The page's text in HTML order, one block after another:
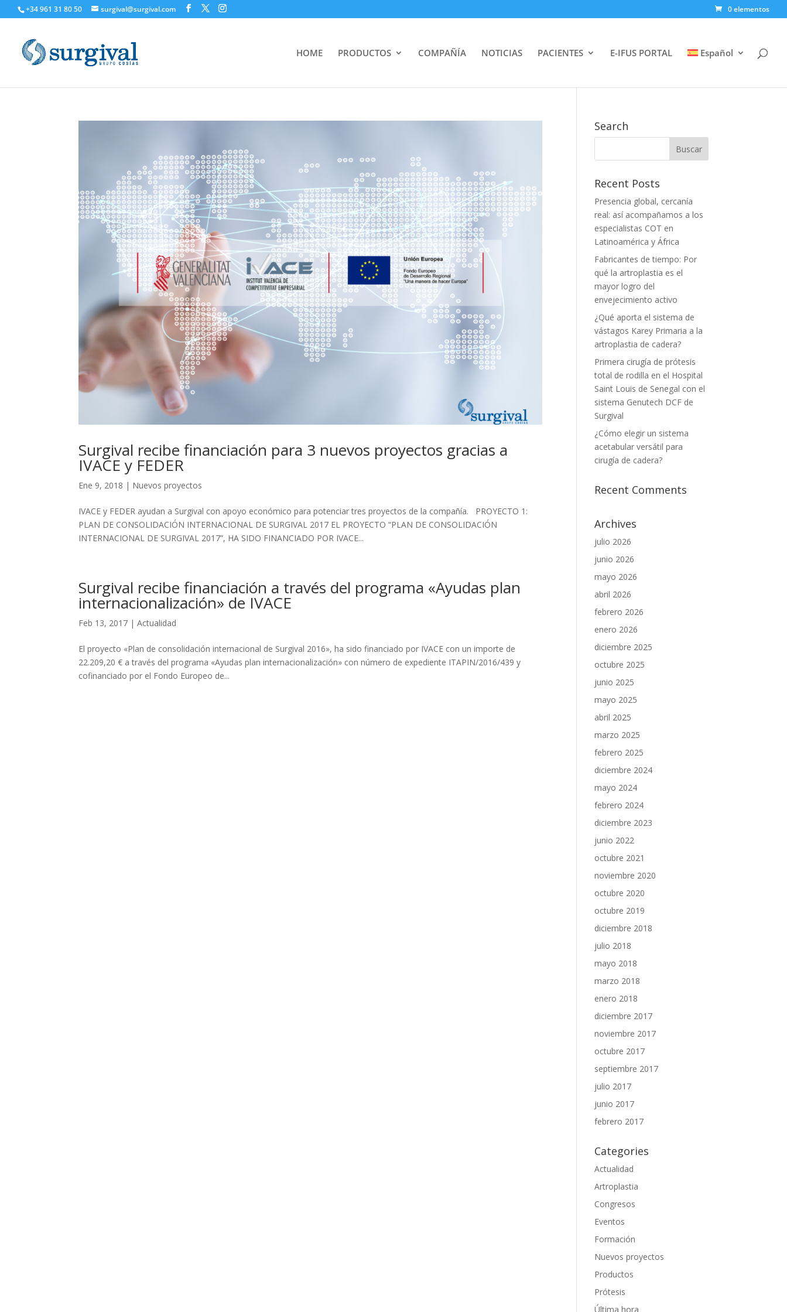
+34 961 31 80 50 surgival@surgival.com 0 elementos
HOME PRODUCTOS COMPAÑÍA NOTICIAS PACIENTES E-IFUS PORTAL Español
Surgival recibe financiación para 3 nuevos proyectos gracias a
IVACE y FEDER
Ene 9, 2018 | Nuevos proyectos
IVACE y FEDER ayudan a Surgival con apoyo económico para potenciar tres proyectos de la compañía. PROYECTO 1:
PLAN DE CONSOLIDACIÓN INTERNACIONAL DE SURGIVAL 2017 EL PROYECTO “PLAN DE CONSOLIDACIÓN
INTERNACIONAL DE SURGIVAL 2017”, HA SIDO FINANCIADO POR IVACE...
Surgival recibe financiación a través del programa «Ayudas plan
internacionalización» de IVACE
Feb 13, 2017 |Actualidad
El proyecto «Plan de consolidación internacional de Surgival 2016», ha sido financiado por IVACE con un importe de
22.209,20 € a través del programa «Ayudas plan internacionalización» con número de expediente ITAPIN/2016/439 y
cofinanciado por el Fondo Europeo de...
Search
Recent Posts
Presencia global, cercanía
real: así acompañamos a los
especialistas COT en
Latinoamérica y África
Fabricantes de tiempo: Por
qué la artroplastia es el
mayor logro del
envejecimiento activo
¿Qué aporta el sistema de
vástagos Karey Primaria a la
artroplastia de cadera?
Primera cirugía de prótesis
total de rodilla en el Hospital
Saint Louis de Senegal con el
sistema Genutech DCF de
Surgival
¿Cómo elegir un sistema
acetabular versátil para
cirugía de cadera?
Recent Comments
Archives
julio 2026
junio 2026
mayo 2026
abril 2026
febrero 2026
enero 2026
diciembre 2025
octubre 2025
junio 2025
mayo 2025
abril 2025
marzo 2025
febrero 2025
diciembre 2024
mayo 2024
febrero 2024
diciembre 2023
junio 2022
octubre 2021
noviembre 2020
octubre 2020
octubre 2019
diciembre 2018
julio 2018
mayo 2018
marzo 2018
enero 2018
diciembre 2017
noviembre 2017
octubre 2017
septiembre 2017
julio 2017
junio 2017
febrero 2017
Categories
Actualidad
Artroplastia
Congresos
Eventos
Formación
Nuevos proyectos
Productos
Prótesis
Última hora